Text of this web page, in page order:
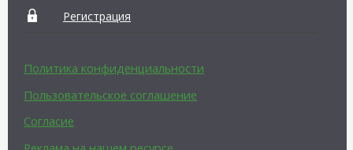
Регистрация
Политика конфиденциальности
Пользовательское соглашение
Согласие